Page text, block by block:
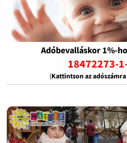
Adóbevalláskor 1%-
18472273-
(Kattintson az